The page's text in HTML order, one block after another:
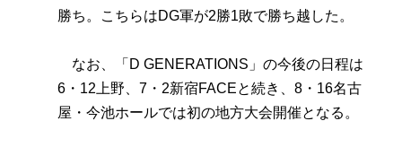
勝ち。こちらはDG軍が2勝1敗で勝ち越した。
なお、「D GENERATIONS」の今後の日程は
6・12上野、7・2新宿FACEと続き、8・16名古
屋・今池ホールでは初の地方大会開催となる。